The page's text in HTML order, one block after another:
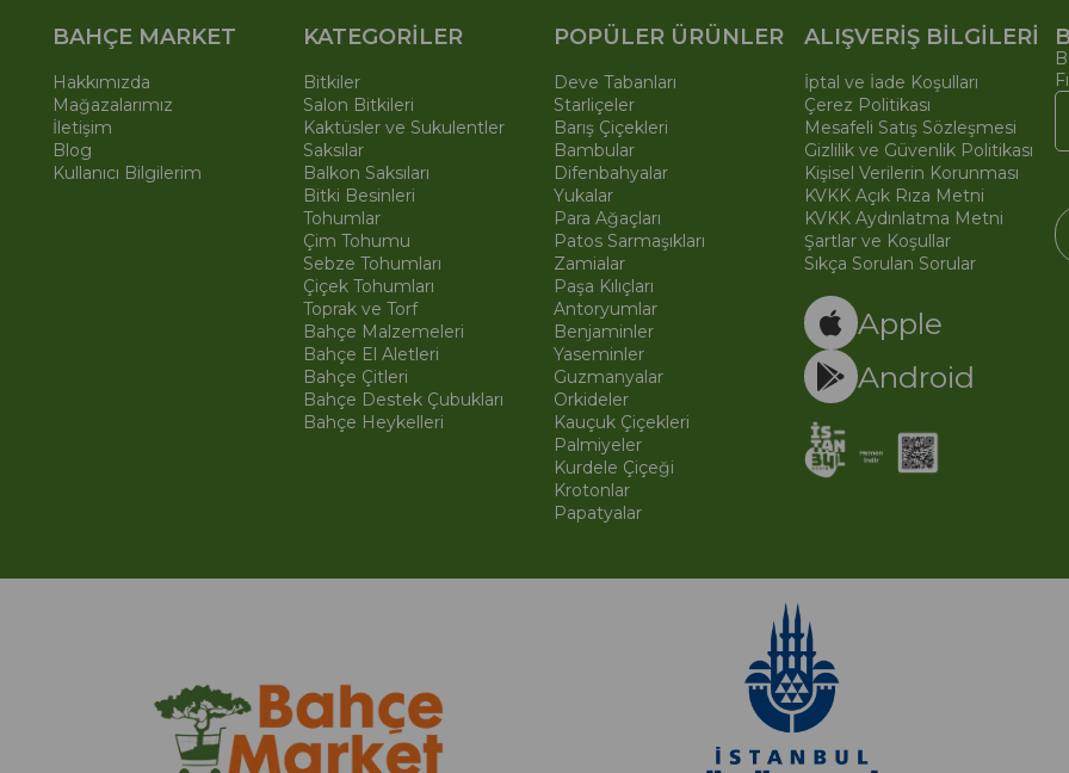
BAHÇE MARKET
Hakkımızda
Mağazalarımız
İletişim
Blog
Kullanıcı Bilgilerim
KATEGORİLER
Bitkiler
Salon Bitkileri
Kaktüsler ve Sukulentler
Saksılar
Balkon Saksıları
Bitki Besinleri
Tohumlar
Çim Tohumu
Sebze Tohumları
Çiçek Tohumları
Toprak ve Torf
Bahçe Malzemeleri
Bahçe El Aletleri
Bahçe Çitleri
Bahçe Destek Çubukları
Bahçe Heykelleri
POPÜLER ÜRÜNLER
Deve Tabanları
Starliçeler
Barış Çiçekleri
Bambular
Difenbahyalar
Yukalar
Para Ağaçları
Patos Sarmaşıkları
Zamialar
Paşa Kılıçları
Antoryumlar
Benjaminler
Yaseminler
Guzmanyalar
Orkideler
Kauçuk Çiçekleri
Palmiyeler
Kurdele Çiçeği
Krotonlar
Papatyalar
ALIŞVERİŞ BİLGİLERİ
İptal ve İade Koşulları
Çerez Politikası
Mesafeli Satış Sözleşmesi
Gizlilik ve Güvenlik Politikası
Kişisel Verilerin Korunması
KVKK Açık Rıza Metni
KVKK Aydınlatma Metni
Şartlar ve Koşullar
Sıkça Sorulan Sorular
Apple
Android